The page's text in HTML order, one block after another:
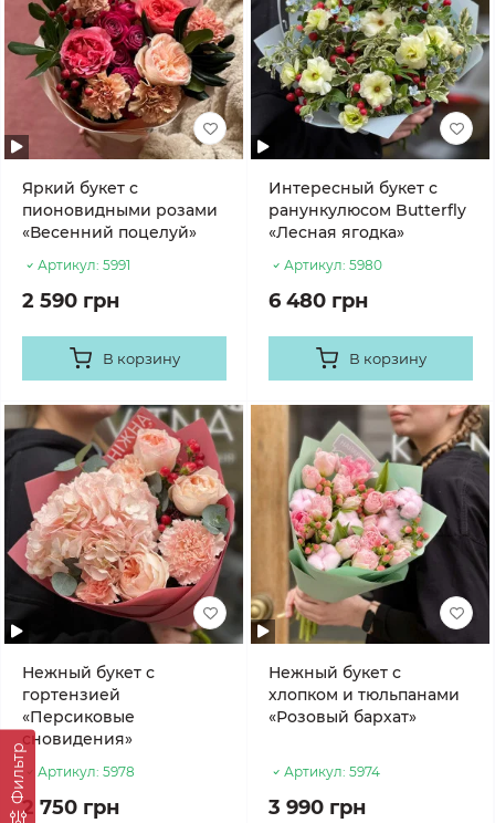
Фильтр
Яркий букет с
пионовидными розами
«Весенний поцелуй»
Артикул: 5991
2 590 грн
В корзину
Интересный букет с
ранункулюсом Butterfly
«Лесная ягодка»
Артикул: 5980
6 480 грн
В корзину
Нежный букет с
гортензией
«Персиковые
сновидения»
Артикул: 5978
2 750 грн
Нежный букет с
хлопком и тюльпанами
«Розовый бархат»
Артикул: 5974
3 990 грн